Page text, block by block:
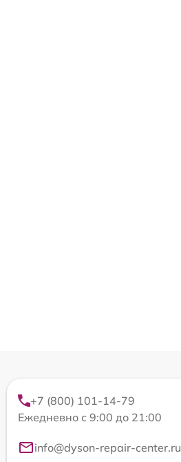
+7 (800) 101-14-79
Ежедневно с 9:00 до 21:00
info@dyson-repair-center.ru